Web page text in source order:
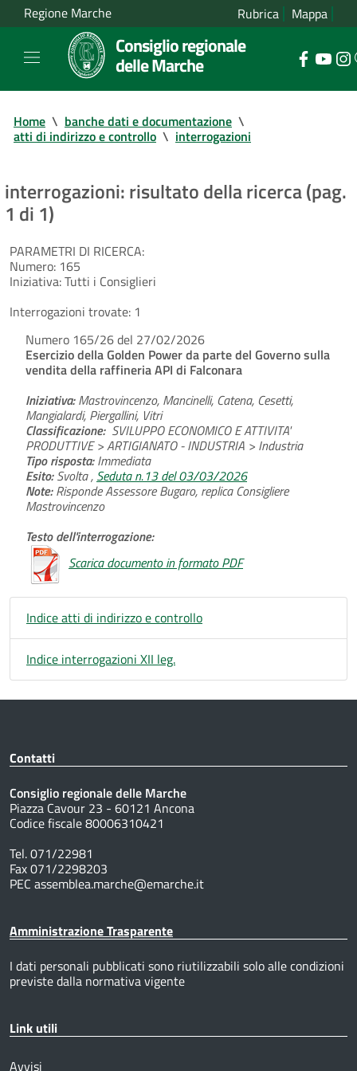
Regione Marche Rubrica Mappa
Consiglio regionale
delle Marche
Home \ banche dati e documentazione \
atti di indirizzo e controllo \ interrogazioni
interrogazioni: risultato della ricerca (pag.
1 di 1)
PARAMETRI DI RICERCA:
Numero: 165
Iniziativa:Tutti i Consiglieri
Interrogazioni trovate: 1
Numero 165/26 del 27/02/2026
Esercizio della Golden Power da parte del Governo sulla
vendita della raffineria API di Falconara
Iniziativa:Mastrovincenzo, Mancinelli, Catena, Cesetti,
Mangialardi, Piergallini, Vitri
Classificazione: SVILUPPO ECONOMICO E ATTIVITA'
PRODUTTIVE > ARTIGIANATO - INDUSTRIA > Industria
Tipo risposta:Immediata
Esito:Svolta , Seduta n.13 del 03/03/2026
Note:Risponde Assessore Bugaro, replica Consigliere
Mastrovincenzo
Testo dell'interrogazione:
Scarica documento in formato PDF
Indice atti di indirizzo e controllo
Indice interrogazioni XII leg.
Contatti
Consiglio regionale delle Marche
Piazza Cavour 23 - 60121 Ancona
Codice fiscale 80006310421
Tel. 071/22981
Fax 071/2298203
PEC assemblea.marche@emarche.it
Amministrazione Trasparente
I dati personali pubblicati sono riutilizzabili solo alle condizioni
previste dalla normativa vigente
Link utili
Avvisi